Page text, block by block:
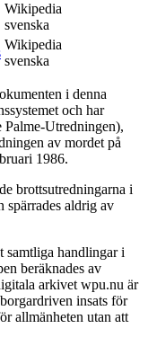
Wikipedia
svenska
Wikipedia
svenska
i denna
och har
Utredningen),
av mordet på
1986.
brottsutredningarna i
spärrades aldrig av
samtliga handlingar i
beräknades av
arkivet wpu.nu är
insats för
allmänheten utan att